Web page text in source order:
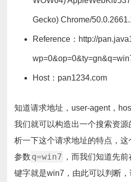
Gecko) Chrome/
Reference：http://
Host：pan1234.com
知道请求地址，user-agent，
我们就可以构造出一个搜索资
析一下这个请求地址的特点，
参数 q=win7 ，而我们知道先
键字就是win7，由此可以判断